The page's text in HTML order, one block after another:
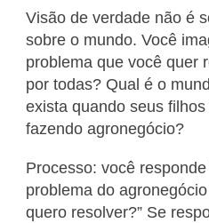
Visão de verdade não é
sobre o mundo. Você
problema que você quer
por todas? Qual é o
exista quando seus
fazendo agronegócio?
Processo: você
problema do
quero resolver?” Se